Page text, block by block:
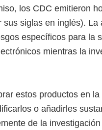
los CDC emitieron
sus siglas en inglés). La
específicos para la
mientras la
estos productos en
o añadirles
de la